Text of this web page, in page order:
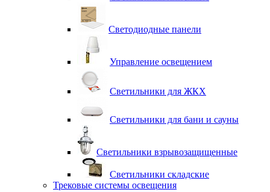
Светодиодные панели
Управление освещением
Светильники для ЖКХ
Светильники для бани и сауны
Светильники взрывозащищенные
Светильники складские
Трековые системы освещения